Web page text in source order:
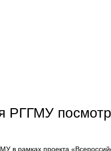
в рамках проекта